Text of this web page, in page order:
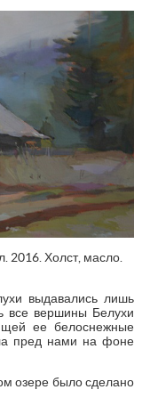
2016. Холст, масло.
выдавались лишь
все вершины Белухи
ее белоснежные
пред нами на фоне
озере было сделано